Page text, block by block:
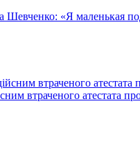
«Я маленькая
втраченого атестата